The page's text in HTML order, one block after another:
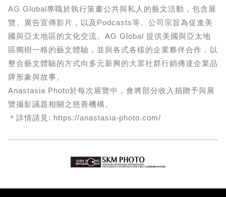
AG Global專職於執行策畫公共與私人的藝文活動，包含展
覽、廣告宣傳影片，以及Podcasts等。公司宗旨為促進美
國與亞太地區的文化交流。AG Global 提供美國與亞太地
區獨樹一格的藝文體驗，並與各式各樣的企業夥伴合作，以
整合藝文體驗的方式向多元新興的大眾社群行銷傳達企業品
牌形象與故事。
Anastasia Photo於每次展覽中，會將部分收入捐贈予與展
覽攝影議題相關之慈善機構。
＊詳情請見: https://anastasia-photo.com/